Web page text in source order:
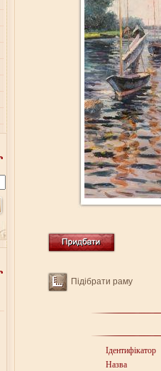
Підібрати раму
Ідентифікатор
Назва